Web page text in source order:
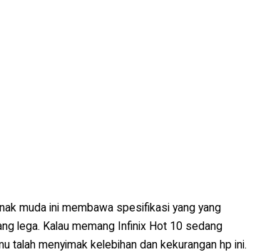
muda ini membawa spesifikasi yang yang
lega. Kalau memang Infinix Hot 10 sedang
talah menyimak kelebihan dan kekurangan hp ini.